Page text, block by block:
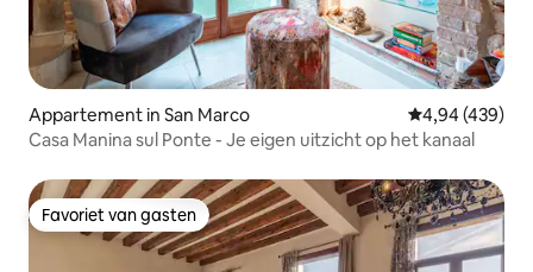
Appartement in San Marco Gemiddelde
4,94 (439)
Casa Manina sul Ponte - Je eigen uitzicht op het kanaal
Favoriet van gasten
Favoriet van gasten